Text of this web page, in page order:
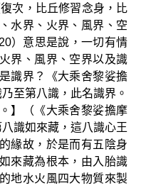
次，比丘修習念身，比
水界、火界、風界、空
）意思是說，一切有情
界、風界、空界以及識
識界？《大乘舍黎娑擔
至第八識，此名識界。
】（《大乘舍黎娑擔摩
識如來藏，這八識心王
緣故，於是而有五陰身
來藏為根本，由入胎識
地水火風四大物質來製